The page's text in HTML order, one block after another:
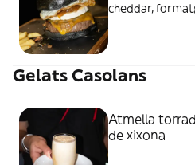
cheddar,
trufada,
Gelats Casolans
Atmella
de xixona